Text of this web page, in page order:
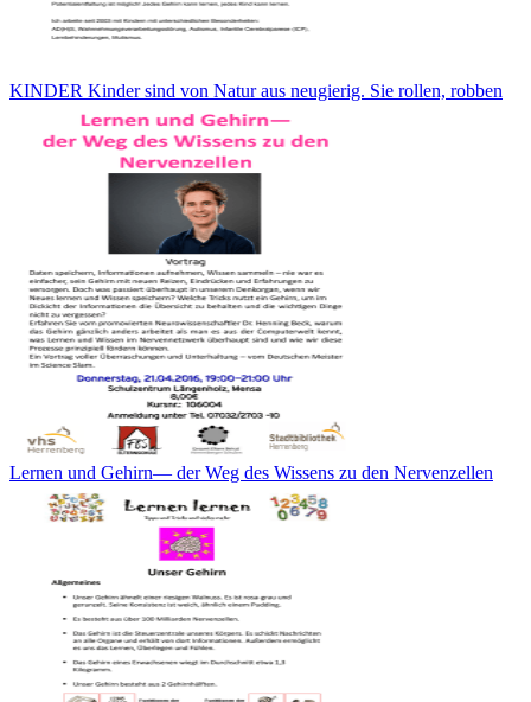
KINDER Kinder sind von Natur aus neugierig. Sie rollen, robben
Lernen und Gehirn— der Weg des Wissens zu den Nervenzellen